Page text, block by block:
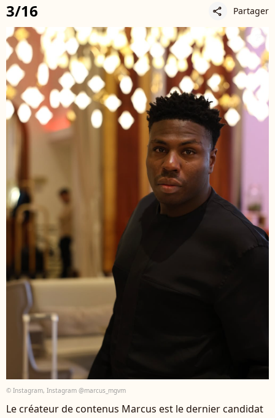
3/16 share Partager
© Instagram, Instagram @marcus_mgvm
Le créateur de contenus Marcus est le dernier candidat